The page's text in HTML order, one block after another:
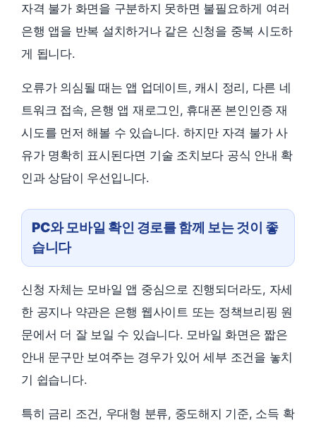
자격 불가 화면을 구분하지 못하면 불필요하게 여러
은행 앱을 반복 설치하거나 같은 신청을 중복 시도하
게 됩니다.
오류가 의심될 때는 앱 업데이트, 캐시 정리, 다른 네
트워크 접속, 은행 앱 재로그인, 휴대폰 본인인증 재
시도를 먼저 해볼 수 있습니다. 하지만 자격 불가 사
유가 명확히 표시된다면 기술 조치보다 공식 안내 확
인과 상담이 우선입니다.
PC와 모바일 확인 경로를 함께 보는 것이 좋
습니다
신청 자체는 모바일 앱 중심으로 진행되더라도, 자세
한 공지나 약관은 은행 웹사이트 또는 정책브리핑 원
문에서 더 잘 보일 수 있습니다. 모바일 화면은 짧은
안내 문구만 보여주는 경우가 있어 세부 조건을 놓치
기 쉽습니다.
특히 금리 조건, 우대형 분류, 중도해지 기준, 소득 확